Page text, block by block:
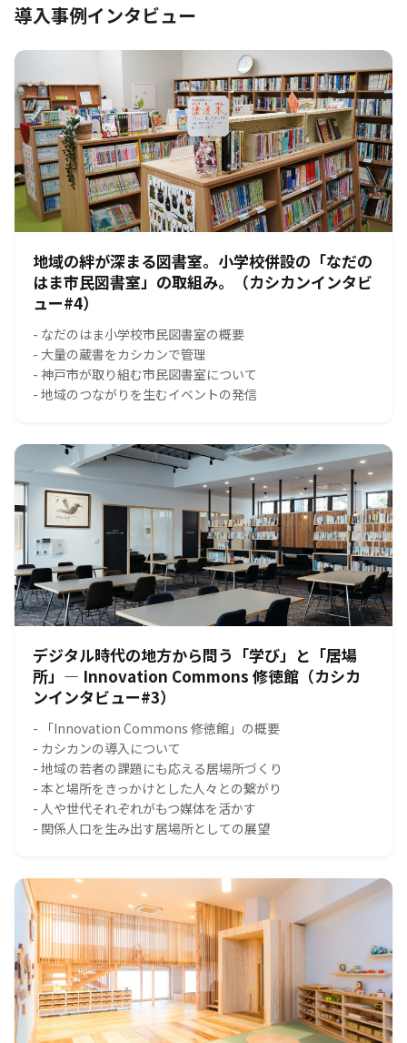
導入事例インタビュー
地域の絆が深まる図書室。小学校併設の「なだの
はま市民図書室」の取組み。（カシカンインタビ
ュー#4）
- なだのはま小学校市民図書室の概要
- 大量の蔵書をカシカンで管理
- 神戸市が取り組む市民図書室について
- 地域のつながりを生むイベントの発信
デジタル時代の地方から問う「学び」と「居場
所」― Innovation Commons 修徳館（カシカ
ンインタビュー#3）
- 「Innovation Commons 修徳館」の概要
- カシカンの導入について
- 地域の若者の課題にも応える居場所づくり
- 本と場所をきっかけとした人々との繋がり
- 人や世代それぞれがもつ媒体を活かす
- 関係人口を生み出す居場所としての展望